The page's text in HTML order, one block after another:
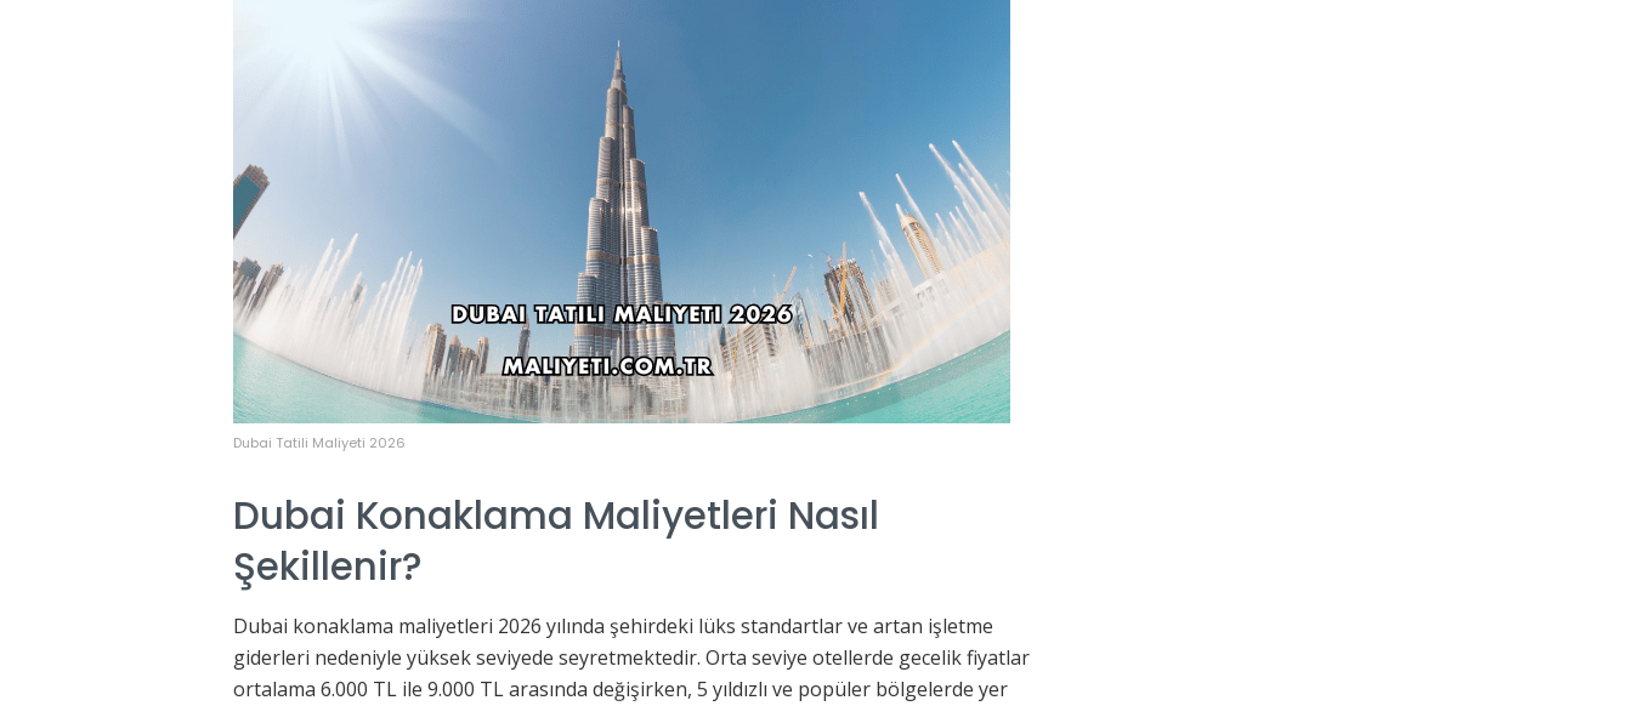
Dubai Tatili Maliyeti 2026
Dubai Konaklama Maliyetleri Nasıl
Şekillenir?
Dubai konaklama maliyetleri 2026 yılında şehirdeki lüks standartlar ve artan işletme
giderleri nedeniyle yüksek seviyede seyretmektedir. Orta seviye otellerde gecelik fiyatlar
ortalama 6.000 TL ile 9.000 TL arasında değişirken, 5 yıldızlı ve popüler bölgelerde yer